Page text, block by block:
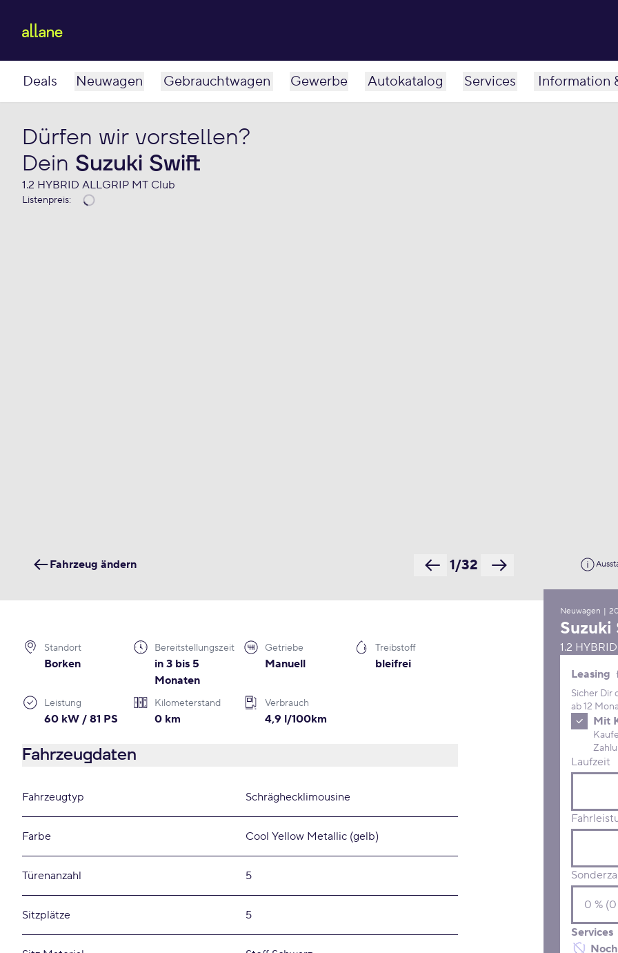
Deals Neuwagen Gebrauchtwagen Gewerbe Autokatalog Services Information
Dürfen wir vorstellen?
Dein Suzuki Swift
1.2 HYBRID ALLGRIP MT Club
Listenpreis:
1/32
Fahrzeug ändern
Neuwagen |
Suzuki
1.2
Leasing
Leasing
Sicher Dir
ab 12
Mit
Kaufe
Laufzeit
Services
Standort
Borken
Bereitstellungszeit
in 3 bis 5
Monaten
Getriebe
Manuell
Treibstoff
bleifrei
Leistung
60 kW / 81 PS
Kilometerstand
0 km
Verbrauch
4,9 l/100km
Fahrzeugdaten
Fahrzeugtyp Schräghecklimousine
Farbe Cool Yellow Metallic (gelb)
Türenanzahl 5
Sitzplätze 5